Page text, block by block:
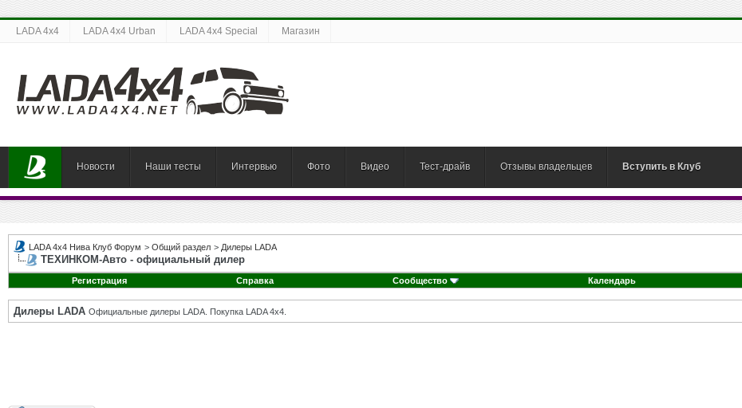
LADA 4x4 LADA 4x4 Urban LADA 4x4 Special Магазин
Новости Наши тесты Интервью Фото Видео Тест-драйв Отзывы владельцев Вступить в Клуб
LADA 4x4 Нива Клуб Форум > Общий раздел > Дилеры LADA
ТЕХИНКОМ-Авто - официальный дилер
Регистрация
Справка Сообщество Календарь
Дилеры LADA Официальные дилеры LADA. Покупка LADA 4x4.